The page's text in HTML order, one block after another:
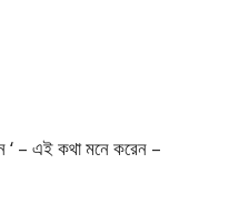
‘ – এই কথা মনে করেন –